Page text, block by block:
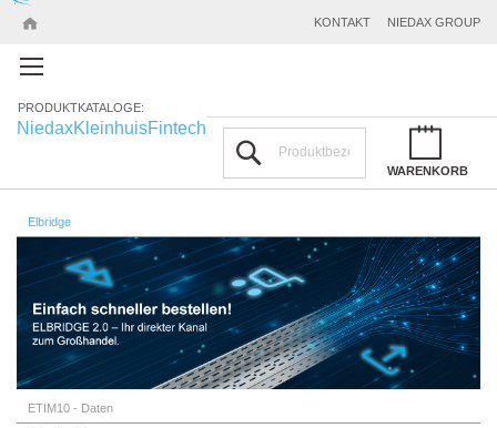
NIEDAX GROUP
KONTAKT
PRODUKTKATALOGE:
NiedaxKleinhuisFintech
WARENKORB
Elbridge
ETIM10 - Daten